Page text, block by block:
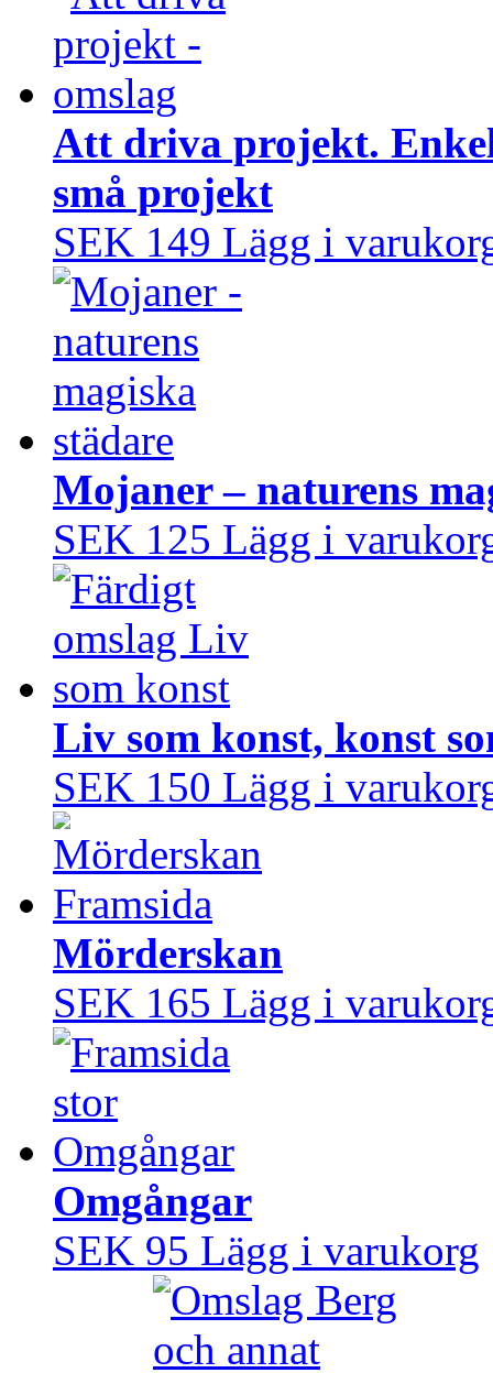
Att driva projekt.
små projekt
SEK 149 Lägg i
Mojaner – naturens
SEK 125 Lägg i
Liv som konst, konst
SEK 150 Lägg i
Mörderskan
SEK 165 Lägg i
Omgångar
SEK 95 Lägg i varukorg